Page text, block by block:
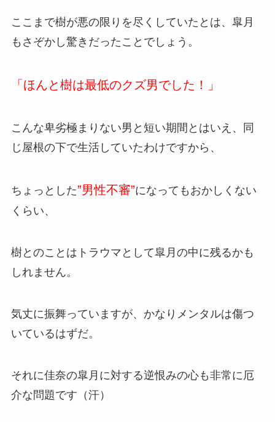
ここまで樹が悪の限りを尽くしていたとは、皐月
もさぞかし驚きだったことでしょう。
「ほんと樹は最低のクズ男でした！」
こんな卑劣極まりない男と短い期間とはいえ、同
じ屋根の下で生活していたわけですから、
ちょっとした”男性不審”になってもおかしくない
くらい、
樹とのことはトラウマとして皐月の中に残るかも
しれません。
気丈に振舞っていますが、かなりメンタルは傷つ
いているはずだ。
それに佳奈の皐月に対する逆恨みの心も非常に厄
介な問題です（汗）